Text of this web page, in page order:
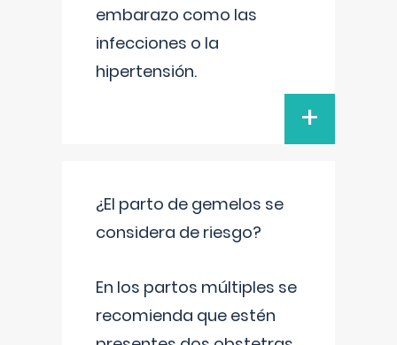
embarazo como las
infecciones o la
hipertensión.
+
¿El parto de gemelos se
considera de riesgo?
En los partos múltiples se
recomienda que estén